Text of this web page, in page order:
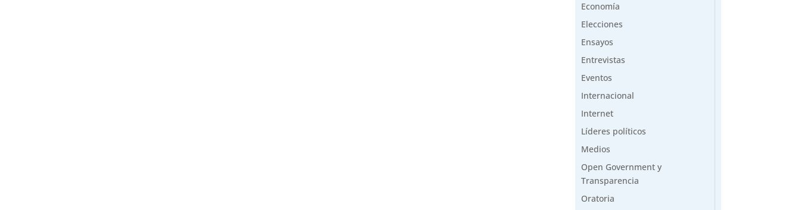
Economía
Elecciones
Ensayos
Entrevistas
Eventos
Internacional
Internet
Líderes políticos
Medios
Open Government y
Transparencia
Oratoria